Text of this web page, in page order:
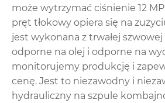
może wytrzymać ciśnienie 12
pręt tłokowy opiera się na
jest wykonana z trwałej szwowej
odporne na olej i odporne na
monitorujemy produkcję i
cenę. Jest to niezawodny i
hydrauliczny na szpule